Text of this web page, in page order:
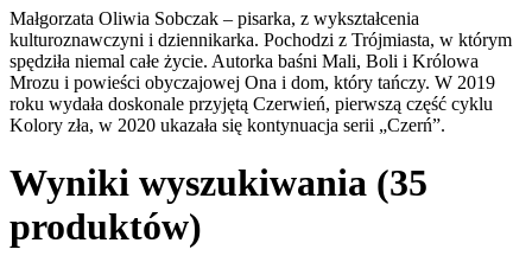
Małgorzata Oliwia Sobczak – pisarka, z wykształcenia
kulturoznawczyni i dziennikarka. Pochodzi z Trójmiasta, w którym
spędziła niemal całe życie. Autorka baśni Mali, Boli i Królowa
Mrozu i powieści obyczajowej Ona i dom, który tańczy. W 2019
roku wydała doskonale przyjętą Czerwień, pierwszą część cyklu
Kolory zła, w 2020 ukazała się kontynuacja serii „Czerń”.
Wyniki wyszukiwania (35
produktów)